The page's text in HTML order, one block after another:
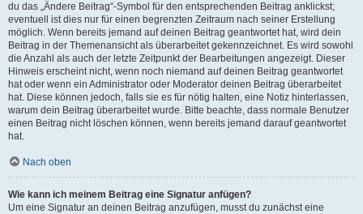
du das „Ändere Beitrag“-Symbol für den entsprechenden Beitrag anklickst;
eventuell ist dies nur für einen begrenzten Zeitraum nach seiner Erstellung
möglich. Wenn bereits jemand auf deinen Beitrag geantwortet hat, wird dein
Beitrag in der Themenansicht als überarbeitet gekennzeichnet. Es wird sowohl
die Anzahl als auch der letzte Zeitpunkt der Bearbeitungen angezeigt. Dieser
Hinweis erscheint nicht, wenn noch niemand auf deinen Beitrag geantwortet
hat oder wenn ein Administrator oder Moderator deinen Beitrag überarbeitet
hat. Diese können jedoch, falls sie es für nötig halten, eine Notiz hinterlassen,
warum dein Beitrag überarbeitet wurde. Bitte beachte, dass normale Benutzer
einen Beitrag nicht löschen können, wenn bereits jemand darauf geantwortet
hat.
Nach oben
Wie kann ich meinem Beitrag eine Signatur anfügen?
Um eine Signatur an deinen Beitrag anzufügen, musst du zunächst eine